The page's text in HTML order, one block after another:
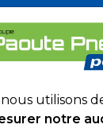
S
Mer
utilisons
notre